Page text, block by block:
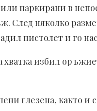
паркирани в
След няколко
пистолет и го
хватка избил
глезена, както и